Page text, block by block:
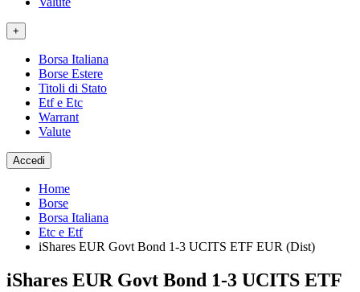
+
Borsa Italiana
Borse Estere
Titoli di Stato
Etf e Etc
Warrant
Valute
Accedi
Home
Borse
Borsa Italiana
Etc e Etf
iShares EUR Govt Bond 1-3 UCITS ETF EUR (Dist)
iShares EUR Govt Bond 1-3 UCITS ETF